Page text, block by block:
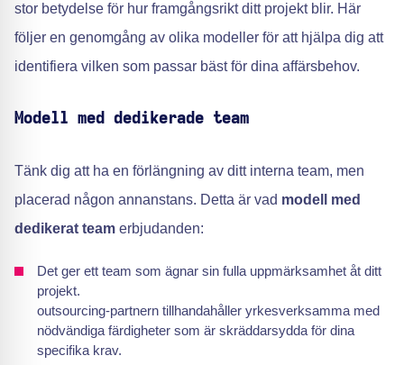
stor betydelse för hur framgångsrikt ditt projekt blir. Här
följer en genomgång av olika modeller för att hjälpa dig att
identifiera vilken som passar bäst för dina affärsbehov.
Modell med dedikerade team
Tänk dig att ha en förlängning av ditt interna team, men
placerad någon annanstans. Detta är vad modell med
dedikerat team erbjudanden:
Det ger ett team som ägnar sin fulla uppmärksamhet åt ditt
projekt.
outsourcing-partnern tillhandahåller yrkesverksamma med
nödvändiga färdigheter som är skräddarsydda för dina
specifika krav.